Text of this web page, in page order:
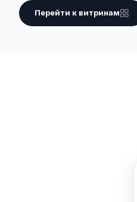
Перейти к витринам